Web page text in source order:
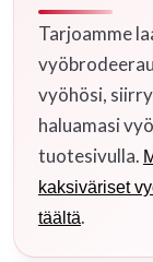
Tarjoamme
vyöhösi,
haluamasi
tuotesivulla.
kaksiväriset
täältä.